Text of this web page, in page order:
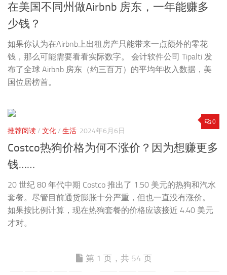
在美国不同州做Airbnb 房东，一年能赚多
少钱？
如果你认为在Airbnb上出租房产只能带来一点额外的零花
钱，那么可能需要看看实际数字。 会计软件公司 Tipalti 发
布了全球 Airbnb 房东（约三百万）的平均年收入数据，美
国位居榜首。
0
推荐阅读/ 文化/ 生活 2024年6月6日
Costco热狗价格为何不涨价？因为想赚更多
钱……
20 世纪 80 年代中期 Costco 推出了 1.50 美元的热狗和汽水
套餐。尽管目前通货膨胀十分严重，但也一直没有涨价。
如果按比例计算，现在热狗套餐的价格应该接近 4.40 美元
才对。
第 1 页，共 54 页